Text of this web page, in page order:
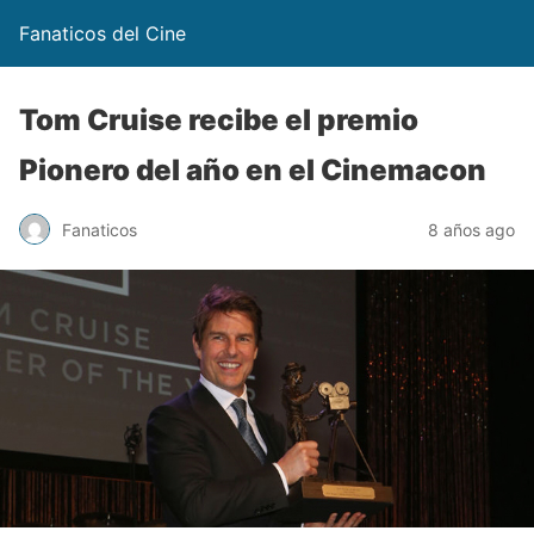
Fanaticos del Cine
Tom Cruise recibe el premio
Pionero del año en el Cinemacon
Fanaticos 8 años ago